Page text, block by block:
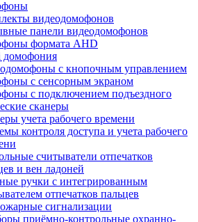
видеодомофонов
панели видеодомофонов
формата AHD
домофония
с кнопочным управлением
с сенсорным экраном
с подключением подъездного
сканеры
учета рабочего времени
контроля доступа и учета рабочего
считыватели отпечатков
и вен ладоней
ручки с интегрированным
отпечатков пальцев
сигнализации
приёмно-контрольные охранно-